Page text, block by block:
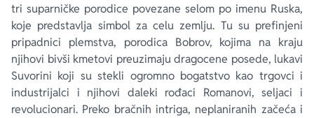
tri suparničke porodice povezane selom po imenu Ruska,
koje predstavlja simbol za celu zemlju. Tu su prefinjeni
pripadnici plemstva, porodica Bobrov, kojima na kraju
njihovi bivši kmetovi preuzimaju dragocene posede, lukavi
Suvorini koji su stekli ogromno bogatstvo kao trgovci i
industrijalci i njihovi daleki rođaci Romanovi, seljaci i
revolucionari. Preko bračnih intriga, neplaniranih začeća i